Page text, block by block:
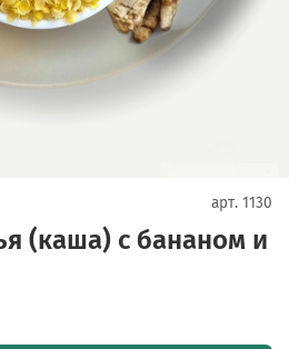
арт. 1130
(каша) с бананом и